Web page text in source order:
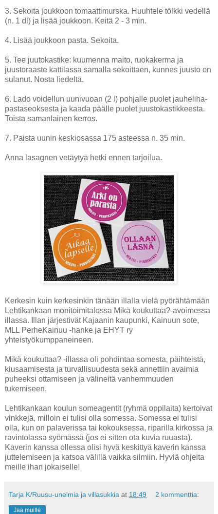
3. Sekoita joukkoon tomaattimurska. Huuhtele tölkki vedellä
(n. 1 dl) ja lisää joukkoon. Keitä 2 - 3 min.
4. Lisää joukkoon pasta. Sekoita.
5. Tee juutokastike: kuumenna maito, ruokakerma ja
juustoraaste kattilassa samalla sekoittaen, kunnes juusto on
sulanut. Nosta liedeltä.
6. Lado voidellun uunivuoan (2 l) pohjalle puolet jauheliha-
pastaseoksesta ja kaada päälle puolet juustokastikkeesta.
Toista samanlainen kerros.
7. Paista uunin keskiosassa 175 asteessa n. 35 min.
Anna lasagnen vetäytyä hetki ennen tarjoilua.
Kerkesin kuin kerkesinkin tänään illalla vielä pyörähtämään
Lehtikankaan monitoimitalossa Mikä koukuttaa?-avoimessa
illassa. Illan järjestivät Kajaanin kaupunki, Kainuun sote,
MLL PerheKainuu -hanke ja EHYT ry
yhteistyökumppaneineen.
Mikä koukuttaa? -illassa oli pohdintaa somesta, päihteistä,
kiusaamisesta ja turvallisuudesta sekä annettiin avaimia
puheeksi ottamiseen ja välineitä vanhemmuuden
tukemiseen.
Lehtikankaan koulun someagentit (ryhmä oppilaita) kertoivat
vinkkejä, milloin ei tulisi olla somessa. Somessa ei tulisi
olla, kun on palaverissa tai kokouksessa, riparilla kirkossa ja
ravintolassa syömässä (jos ei sitten ota kuvia ruuasta).
Kaverin kanssa ollessa olisi hyvä keskittyä kaverin kanssa
juttelemiseen ja katsoa välillä vaikka silmiin. Hyviä ohjeita
meille ihan jokaiselle!
Tarja K/Ruusu-unelmia ja villasukkia at 18:49 2 kommenttia:
Jaa muille